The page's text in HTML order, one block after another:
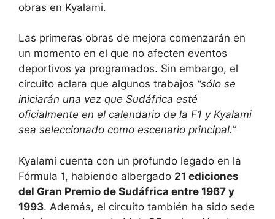
obras en Kyalami.
Las primeras obras de mejora comenzarán en
un momento en el que no afecten eventos
deportivos ya programados. Sin embargo, el
circuito aclara que algunos trabajos “sólo se
iniciarán una vez que Sudáfrica esté
oficialmente en el calendario de la F1 y Kyalami
sea seleccionado como escenario principal.”
Kyalami cuenta con un profundo legado en la
Fórmula 1, habiendo albergado 21 ediciones
del Gran Premio de Sudáfrica entre 1967 y
1993. Además, el circuito también ha sido sede